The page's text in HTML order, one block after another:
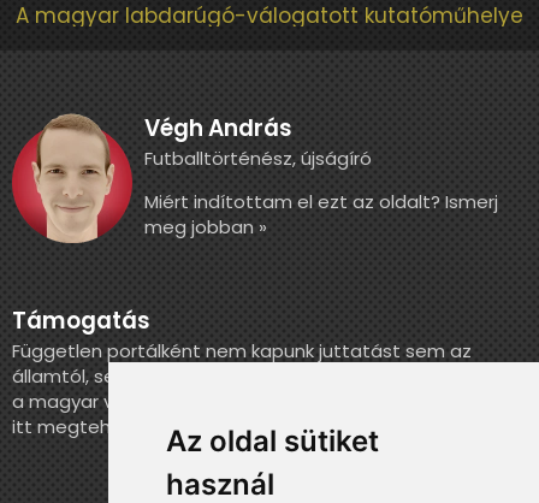
Az oldal sütiket
használ
A magyar labdarúgó-válogatott kutatóműhelye
Végh András
Futballtörténész, újságíró
Miért indítottam el ezt az oldalt? Ismerj
meg jobban »
Támogatás
Független portálként nem kapunk juttatást sem az
államtól, sem más szervezettől. Ha szeretnél segíteni
a magyar válogatott történelmének feldolgozásában,
itt megteheted.